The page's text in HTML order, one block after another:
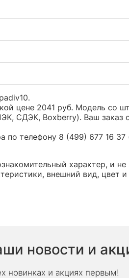
цене 2041 руб. Модель со
СДЭК, Boxberry). Ваш заказ
по телефону 8 (499) 677 16
характер, и
внешний вид, цвет
новости и
новинках и акциях первым!